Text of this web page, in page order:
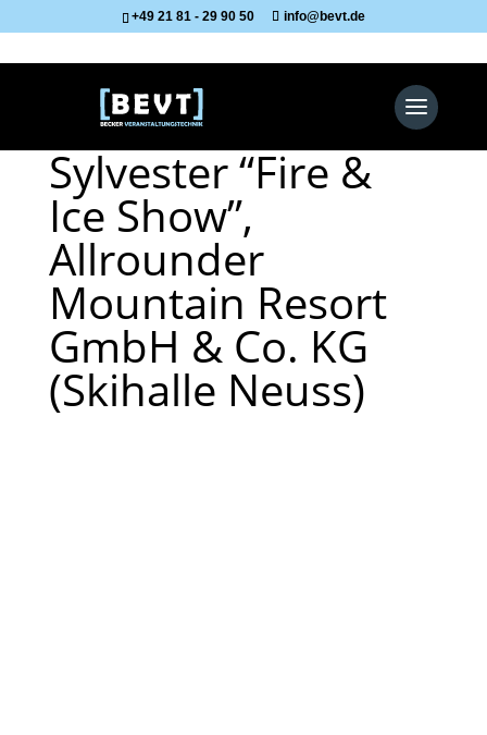
+49 21 81 - 29 90 50 info@bevt.de
Sylvester “Fire &
Ice Show”,
Allrounder
Mountain Resort
GmbH & Co. KG
(Skihalle Neuss)